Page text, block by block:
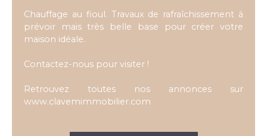
Chauffage au fioul. Travaux de rafraîchissement à
prévoir mais très belle base pour créer votre
maison idéale.
Contactez-nous pour visiter !
Retrouvez toutes nos annonces sur
www.clavemimmobilier.com